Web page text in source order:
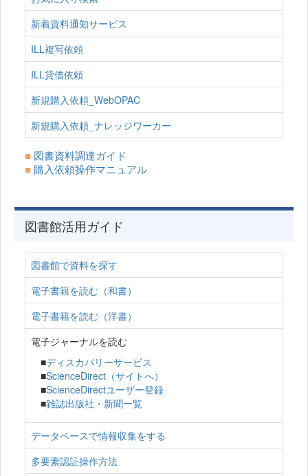
新着資料通知サービス
ILL複写依頼
ILL貸借依頼
新規購入依頼_WebOPAC
新規購入依頼_ナレッジワーカー
■ 図書資料調達ガイド
■購入依頼操作マニュアル
図書館活用ガイド
図書館で資料を探す
電子書籍を読む（和書）
電子書籍を読む（洋書）
電子ジャーナルを読む
■ディスカバリーサービス
■ScienceDirect（サイトへ）
■ScienceDirectユーザー登録
■雑誌出版社・新聞一覧
データベースで情報収集をする
多要素認証操作方法